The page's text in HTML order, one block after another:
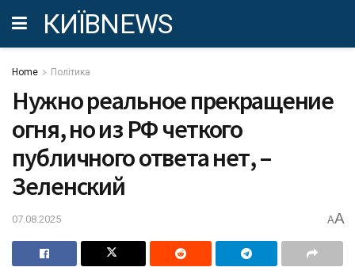
КИЇВNEWS
Home Політика
Нужно реальное прекращение
огня, но из РФ четкого
публичного ответа нет, –
Зеленский
07.08.2025 AA